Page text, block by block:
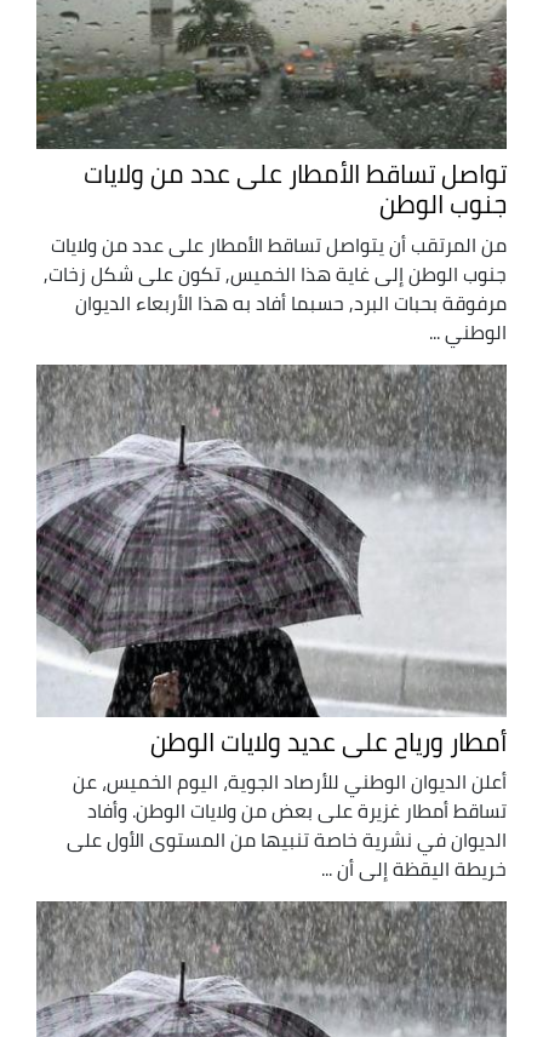
تواصل تساقط الأمطار على عدد من ولايات
جنوب الوطن
من المرتقب أن يتواصل تساقط الأمطار على عدد من ولايات
جنوب الوطن إلى غاية هذا الخميس, تكون على شكل زخات,
مرفوقة بحبات البرد, حسبما أفاد به هذا الأربعاء الديوان
الوطني ...
أمطار ورياح على عديد ولايات الوطن
أعلن الديوان الوطني للأرصاد الجوية، اليوم الخميس، عن
تساقط أمطار غزيرة على بعض من ولايات الوطن. وأفاد
الديوان في نشرية خاصة تنبيها من المستوى الأول على
خريطة اليقظة إلى أن ...